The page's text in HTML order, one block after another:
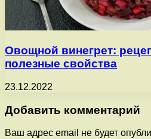
Овощной винегрет:
полезные свойства
23.12.2022
Добавить комментарий
Ваш адрес email не будет